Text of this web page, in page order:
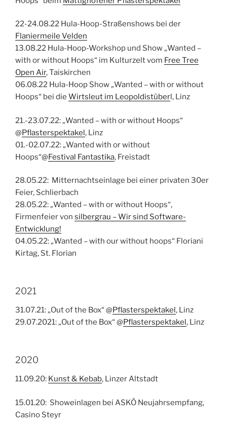
22-24.08.22 Hula-Hoop-Straßenshows bei der
Flaniermeile Velden
13.08.22 Hula-Hoop-Workshop und Show „Wanted –
with or without Hoops“ im Kulturzelt vom Free Tree
Open Air, Taiskirchen
06.08.22 Hula-Hoop Show „Wanted – with or without
Hoops“ bei die Wirtsleut im Leopoldistüberl, Linz
21.-23.07.22: „Wanted – with or without Hoops“
@Pflasterspektakel, Linz
01.-02.07.22: „Wanted with or without
Hoops“@Festival Fantastika, Freistadt
28.05.22: Mitternachtseinlage bei einer privaten 30er
Feier, Schlierbach
28.05.22: „Wanted – with or without Hoops“,
Firmenfeier von silbergrau – Wir sind Software-
Entwicklung!
04.05.22: „Wanted – with our without hoops“ Floriani
Kirtag, St. Florian
2021
31.07.21: „Out of the Box“ @Pflasterspektakel, Linz
29.07.2021: „Out of the Box“ @Pflasterspektakel, Linz
2020
11.09.20: Kunst & Kebab, Linzer Altstadt
15.01.20: Showeinlagen bei ASKÖ Neujahrsempfang,
Casino Steyr